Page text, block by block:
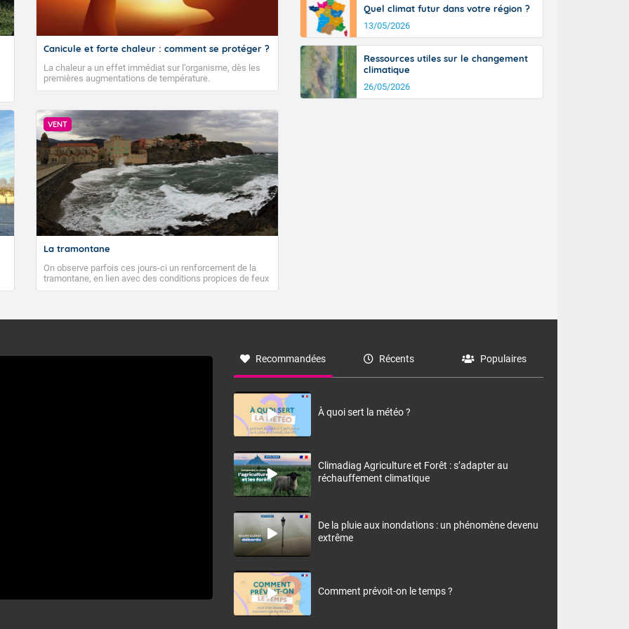
Canicule et forte chaleur : comment se protéger ?
La chaleur a un effet immédiat sur l’organisme, dès les
premières augmentations de température.
VENT
La tramontane
On observe parfois ces jours-ci un renforcement de la
tramontane, en lien avec des conditions propices de feux
de forêt. Mais qu'est-ce que la tramontane ? Quelles sont
à nord-ouest, dans un secteur qui part du Roussillon à la
monts, en allusion aux régions montagneuses d’où
Quel climat futur dans votre région ?
13/05/2026
Ressources utiles sur le changement
climatique
26/05/2026
Recommandées Récents Populaires
À quoi sert la météo ?
Climadiag Agriculture et Forêt : s’adapter au
réchauffement climatique
De la pluie aux inondations : un phénomène devenu
extrême
Comment prévoit-on le temps ?